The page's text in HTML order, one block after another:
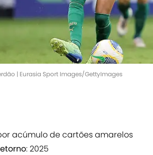
| Eurasia Sport Images/GettyImages
acúmulo de cartões amarelos
: 2025